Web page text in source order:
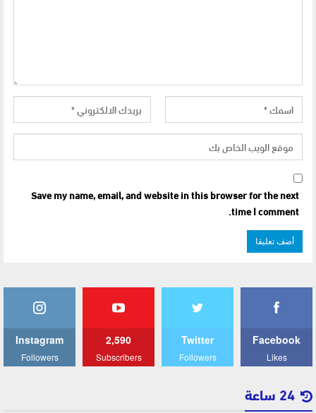
Save my name, email, and website in this browser for the next
time I comment.
Facebook
Likes
Twitter
Followers
2,590
Subscribers
Instagram
Followers